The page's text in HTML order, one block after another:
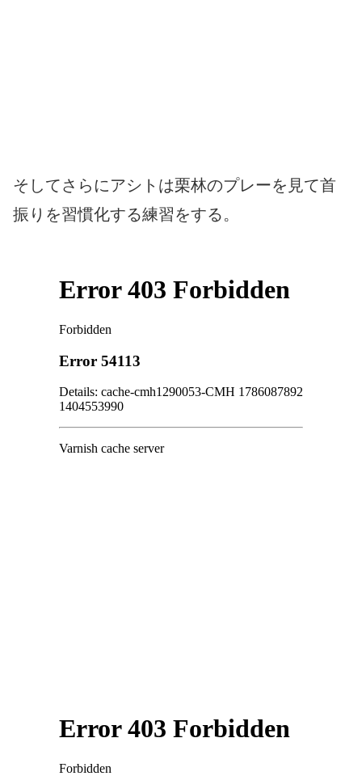
そしてさらにアシトは栗林のプレーを見て首
振りを習慣化する練習をする。